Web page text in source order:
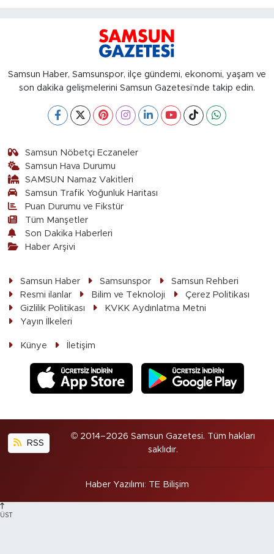
Samsun Haber, Samsunspor, ilçe gündemi, ekonomi, yaşam ve
son dakika gelişmelerini Samsun Gazetesi’nde takip edin.
Samsun Nöbetçi Eczaneler
Samsun Hava Durumu
SAMSUN Namaz Vakitleri
Samsun Trafik Yoğunluk Haritası
Puan Durumu ve Fikstür
Tüm Manşetler
Son Dakika Haberleri
Haber Arşivi
Samsun Haber Samsunspor
Samsun Rehberi
Resmi ilanlar
Bilim ve Teknoloji
Çerez Politikası
Gizlilik Politikası
KVKK Aydınlatma Metni
Yayın İlkeleri
Künye İletişim
RSS
© 2014–2026 Samsun Gazetesi. Tüm hakları
saklıdır.
Haber Yazılımı: TE Bilişim
ÜST